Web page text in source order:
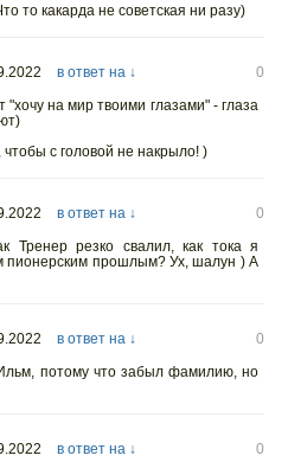
то какарда не советская ни разу)
в ответ на ↓
0
"хочу на мир твоими глазами" - глаза
с головой не накрыло! )
в ответ на ↓
0
Тренер резко свалил, как тока я
пионерским прошлым? Ух, шалун ) А
в ответ на ↓
0
потому что забыл фамилию, но
в ответ на ↓
0